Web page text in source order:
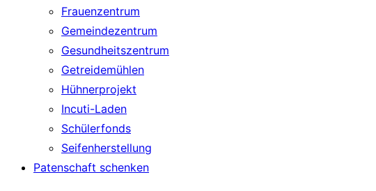
Frauenzentrum
Gemeindezentrum
Gesundheitszentrum
Getreidemühlen
Hühnerprojekt
Incuti-Laden
Schülerfonds
Seifenherstellung
Patenschaft schenken